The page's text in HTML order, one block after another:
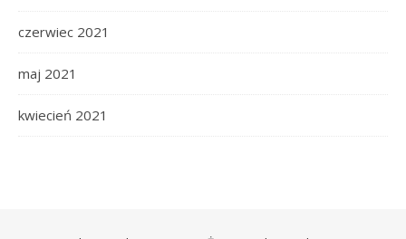
czerwiec 2021
maj 2021
kwiecień 2021